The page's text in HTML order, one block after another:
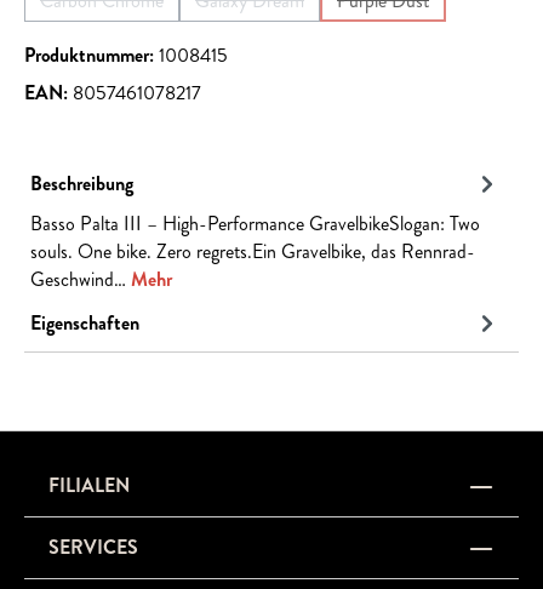
(Diese Option ist zurzeit nicht verfügbar.)(Diese Option ist zurzeit nicht verfügbar.)
(Diese Option ist
Produktnummer:1008415
EAN: 8057461078217
Beschreibung
Basso Palta III – High-Performance GravelbikeSlogan: Two
souls. One bike. Zero regrets.Ein Gravelbike, das Rennrad-
Geschwind… Mehr
Eigenschaften
FILIALEN
SERVICES